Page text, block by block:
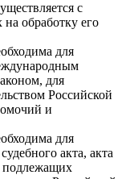
с
обработку его
для
для
Российской
и
для
акта, акта
подлежащих